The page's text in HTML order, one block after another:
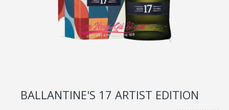
BALLANTINE'S 17 ARTIST EDITION